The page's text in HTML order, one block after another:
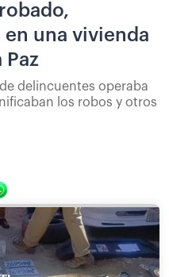
una vivienda
Paz
delincuentes operaba
los robos y otros